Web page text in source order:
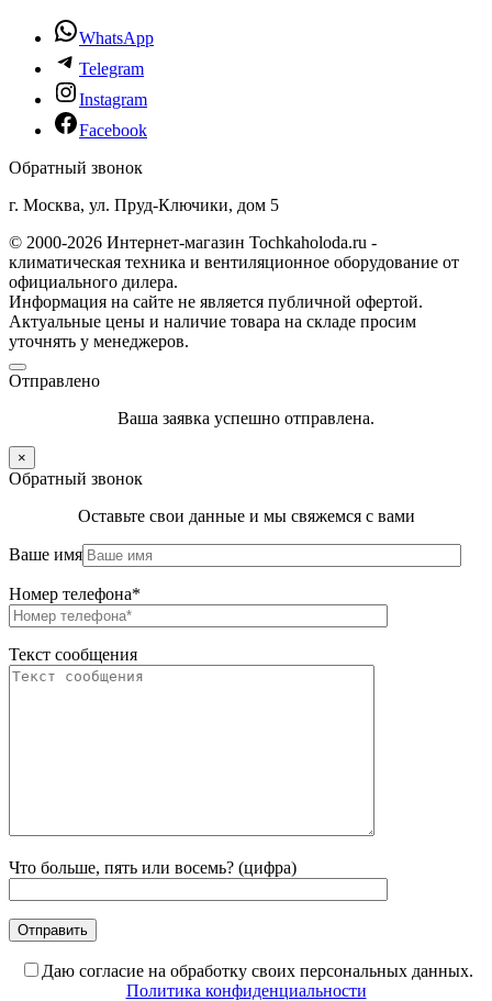
WhatsApp
Telegram
Instagram
Facebook
Обратный звонок
г. Москва, ул. Пруд-Ключики, дом 5
© 2000-2026 Интернет-магазин Tochkaholoda.ru -
климатическая техника и вентиляционное оборудование от
официального дилера.
Информация на сайте не является публичной офертой.
Актуальные цены и наличие товара на складе просим
уточнять у менеджеров.
Отправлено
Ваша заявка успешно отправлена.
×
Обратный звонок
Оставьте свои данные и мы свяжемся с вами
Ваше имя
Номер телефона*
Текст сообщения
Что больше, пять или восемь? (цифра)
Даю согласие на обработку своих персональных данных.
Политика конфиденциальности